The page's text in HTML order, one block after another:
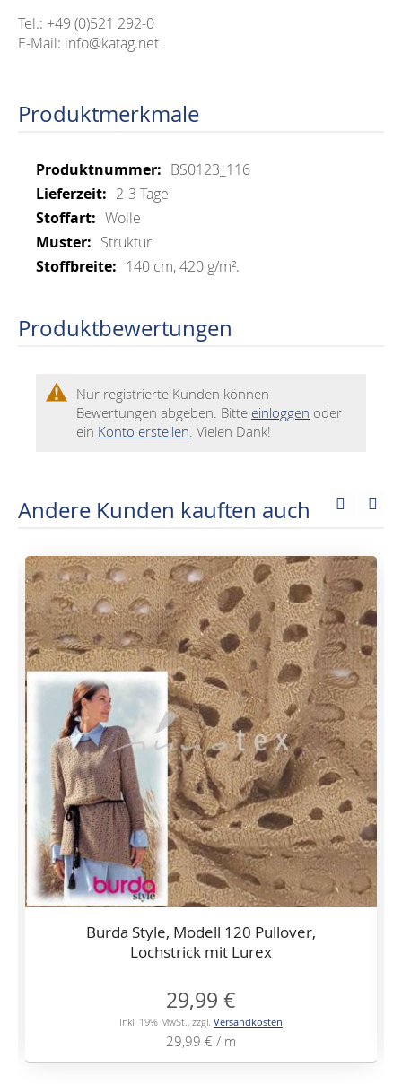
Tel.: +49 (0)521 292-0
E-Mail: info@katag.net
Produktmerkmale
Mehr
Informationen
BS0123_116
2-3 Tage
Wolle
Struktur
140 cm, 420 g/m².
Produktbewertungen
Nur registrierte Kunden können
Bewertungen abgeben. Bitte einloggen oder
ein Konto erstellen. Vielen Dank!
Andere Kunden kauften auch
Burda Style, Modell 120 Pullover,
Lochstrick mit Lurex
29,99 €
Inkl. 19% MwSt., zzgl. Versandkosten
29,99 € / m